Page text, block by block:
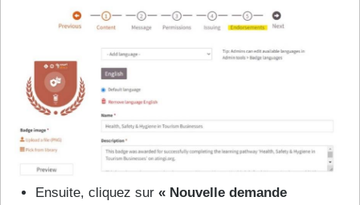
Ensuite, cliquez sur « Nouvelle demande